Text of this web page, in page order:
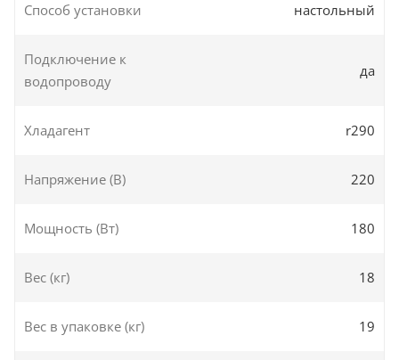
Способ установки настольный
Подключение к
водопроводу
да
Хладагент r290
Напряжение (В) 220
Мощность (Вт) 180
Вес (кг) 18
Вес в упаковке (кг) 19